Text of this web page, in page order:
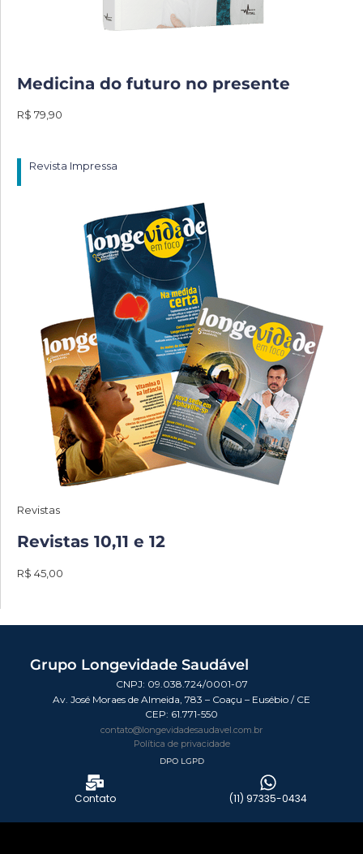
Medicina do futuro no presente
R$ 79,90
Revista Impressa
Revistas
Revistas 10,11 e 12
R$ 45,00
Grupo Longevidade Saudável
CNPJ: 09.038.724/0001-07
Av. José Moraes de Almeida, 783 – Coaçu – Eusébio / CE
CEP: 61.771-550
contato@longevidadesaudavel.com.br
Política de privacidade
DPO LGPD
Contato (11) 97335-0434